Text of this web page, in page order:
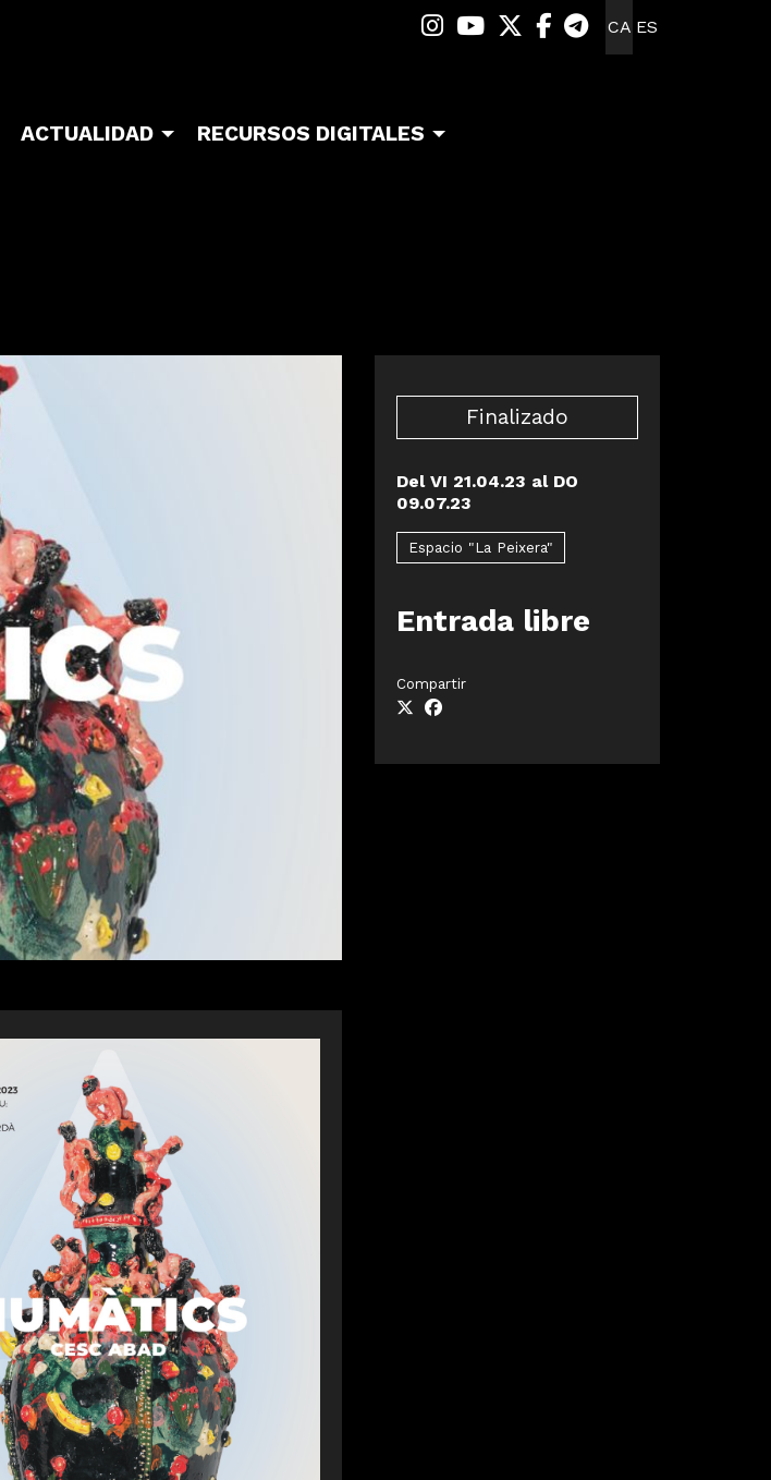
CA ES
Link a instagram
Link a youtube
Link a twitter
Link a facebook
Link a
ACTUALIDAD
RECURSOS DIGITALES
Finalizado
Del VI 21.04.23 al DO
09.07.23
Espacio "La Peixera"
Entrada libre
Compartir